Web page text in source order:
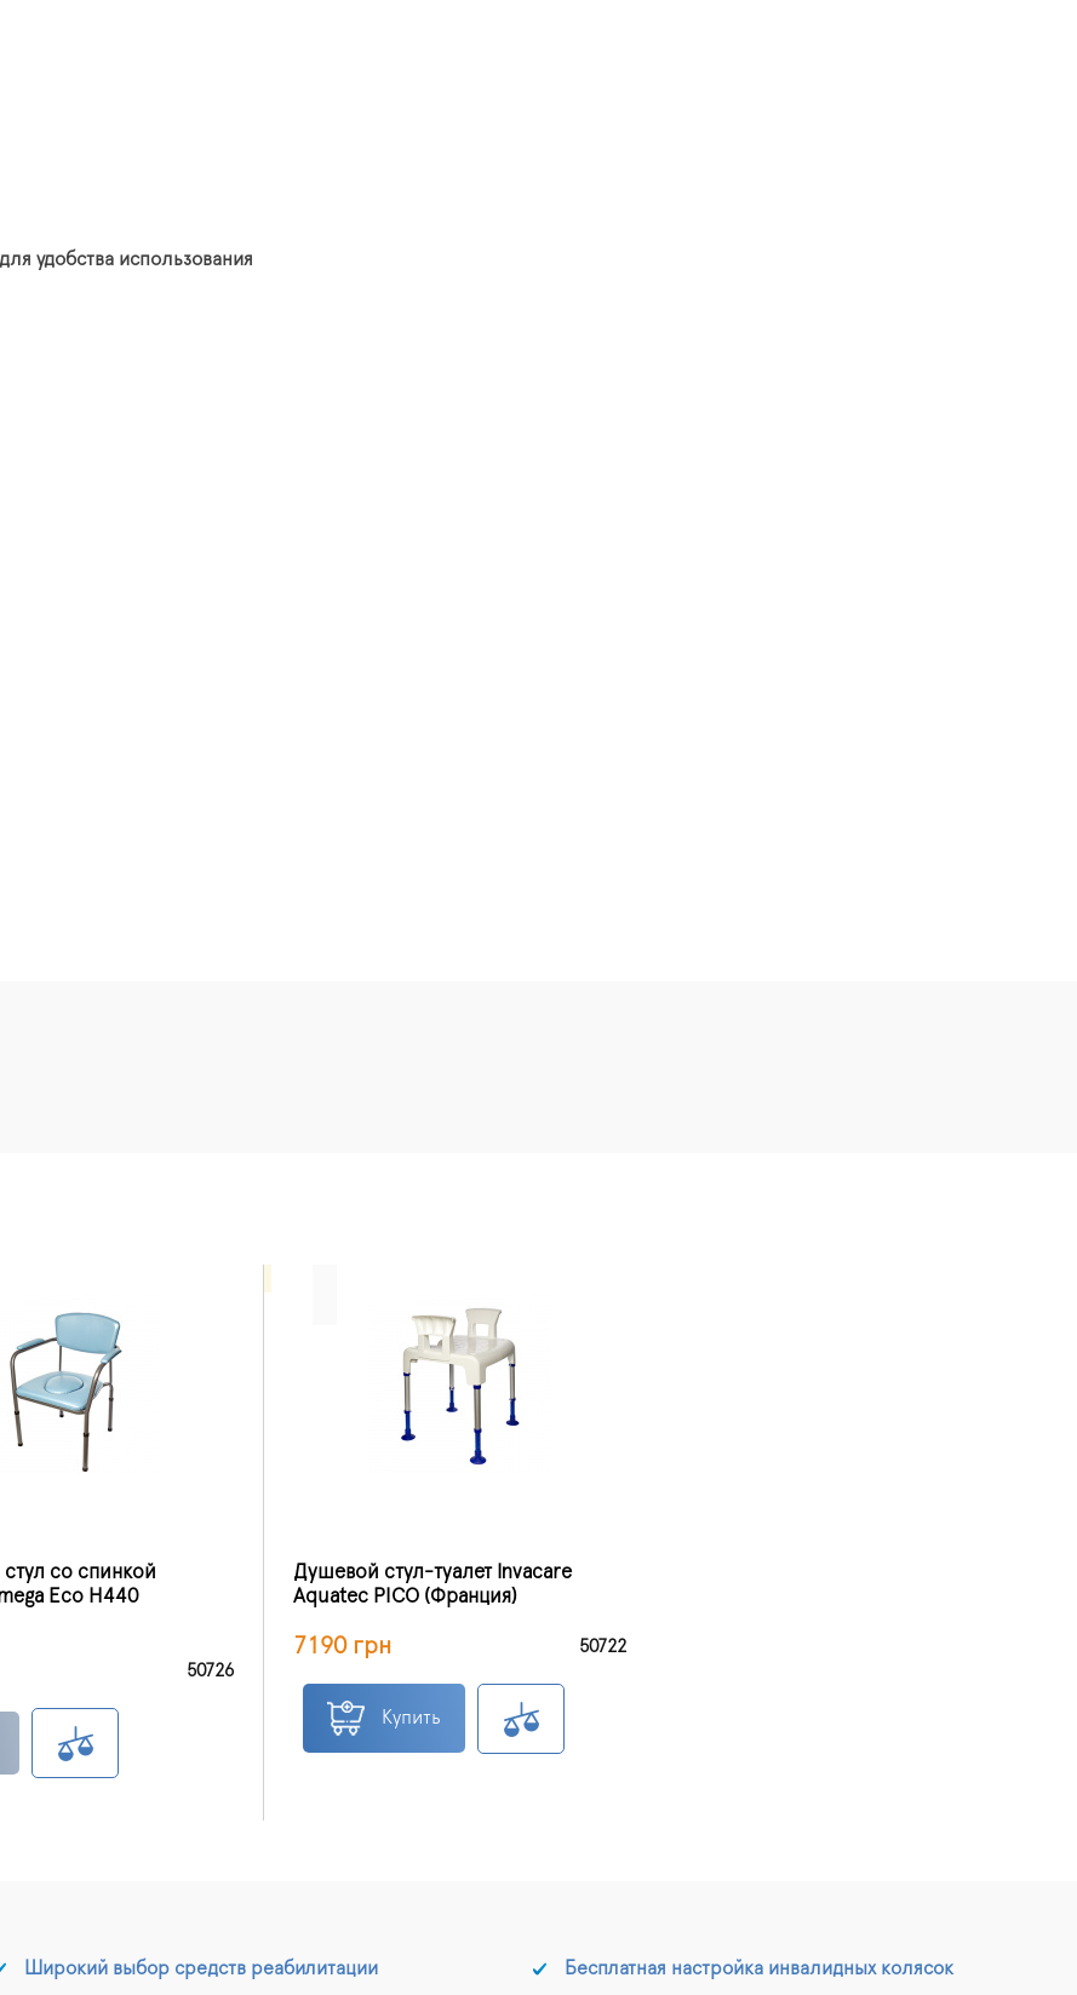
удобства использования
со спинкой
Eco H440
50726
Душевой стул-туалет Invacare
Aquatec PICO (Франция)
7190 грн 50722
Купить
Широкий выбор средств реабилитации Бесплатная настройка инвалидных колясок